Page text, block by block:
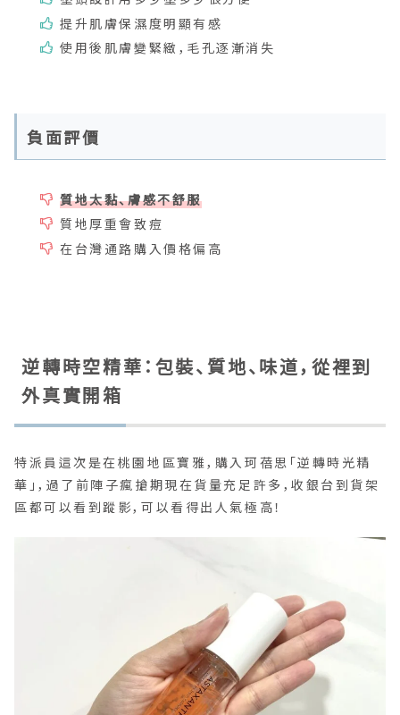
提升肌膚保濕度明顯有感
使用後肌膚變緊緻，毛孔逐漸消失
負面評價
質地太黏、膚感不舒服
質地厚重會致痘
在台灣通路購入價格偏高
逆轉時空精華：包裝、質地、味道，從裡到
外真實開箱
特派員這次是在桃園地區寶雅，購入珂蓓思「逆轉時光精
華」，過了前陣子瘋搶期現在貨量充足許多，收銀台到貨架
區都可以看到蹤影，可以看得出人氣極高！